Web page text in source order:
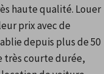
haute qualité. Louer
prix avec de
depuis plus de 50
très courte durée,